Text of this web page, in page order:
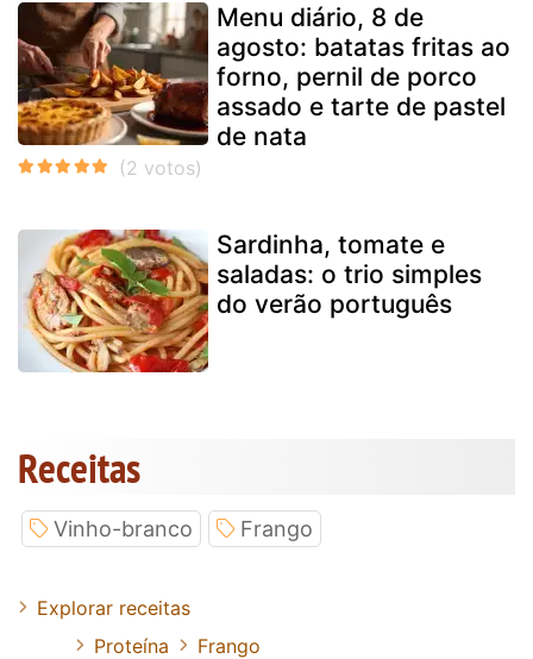
Menu diário, 8 de
agosto: batatas fritas ao
forno, pernil de porco
assado e tarte de pastel
de nata
Sardinha, tomate e
saladas: o trio simples
do verão português
Receitas
Vinho-branco Frango
Explorar receitas
Proteína
Frango